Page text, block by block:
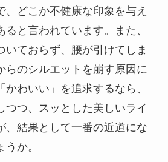
、どこか不健康な印象を与え
と言われています。また、
いておらず、腰が引けてしま
らのシルエットを崩す原因に
わいい」を追求するなら、
つつ、スッとした美しいライ
、結果として一番の近道にな
か。